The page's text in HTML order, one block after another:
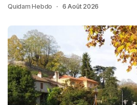
Quidam Hebdo 6 Août 2026